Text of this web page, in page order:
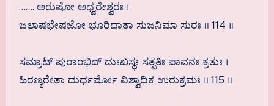
……. ಅರುಷೋ ಅಧ್ವರೇಶ್ವರಃ ।
ಜಲಾಷಭೇಷಜೋ ಭೂರಿದಾತಾ ಸುಜನಿಮಾ ಸುರಃ ॥ 114 ॥
ಸಮ್ರಾಟ್ ಪುರಾಂಭಿದ್ ದುಃಖಸ್ಥಃ ಸತ್ಪತಿಃ ಪಾವನಃ ಕ್ರತುಃ ।
ಹಿರಣ್ಯರೇತಾ ದುರ್ಧರ್ಷೋ ವಿಶ್ವಾಧಿಕ ಉರುಕ್ರಮಃ ॥ 115 ॥